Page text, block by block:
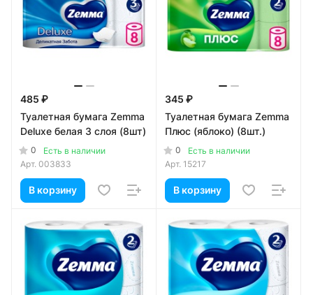
485 ₽
Туалетная бумага Zemma
Deluxe белая 3 слоя (8шт)
0
Есть в наличии
Арт. 003833
В корзину
345 ₽
Туалетная бумага Zemma
Плюс (яблоко) (8шт.)
0
Есть в наличии
Арт. 15217
В корзину